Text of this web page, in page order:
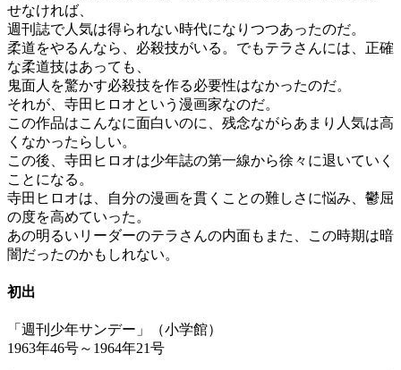
せなければ、
週刊誌で人気は得られない時代になりつつあったのだ。
柔道をやるんなら、必殺技がいる。でもテラさんには、正確
な柔道技はあっても、
鬼面人を驚かす必殺技を作る必要性はなかったのだ。
それが、寺田ヒロオという漫画家なのだ。
この作品はこんなに面白いのに、残念ながらあまり人気は高
くなかったらしい。
この後、寺田ヒロオは少年誌の第一線から徐々に退いていく
ことになる。
寺田ヒロオは、自分の漫画を貫くことの難しさに悩み、鬱屈
の度を高めていった。
あの明るいリーダーのテラさんの内面もまた、この時期は暗
闇だったのかもしれない。
初出
「週刊少年サンデー」（小学館）
1963年46号～1964年21号